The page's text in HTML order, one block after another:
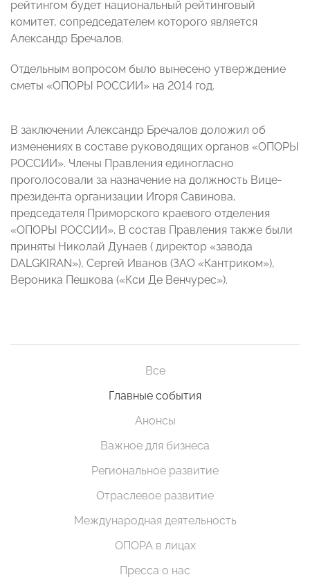
рейтингом будет национальный рейтинговый
комитет, сопредседателем которого является
Александр Бречалов.
Отдельным вопросом было вынесено утверждение
сметы «ОПОРЫ РОССИИ» на 2014 год.
В заключении Александр Бречалов доложил об
изменениях в составе руководящих органов «ОПОРЫ
РОССИИ». Члены Правления единогласно
проголосовали за назначение на должность Вице-
президента организации Игоря Савинова,
председателя Приморского краевого отделения
«ОПОРЫ РОССИИ». В состав Правления также были
приняты Николай Дунаев ( директор «завода
DALGKIRAN»), Сергей Иванов (ЗАО «Кантриком»),
Вероника Пешкова («Кси Де Венчурес»).
Все
Главные события
Анонсы
Важное для бизнеса
Региональное развитие
Отраслевое развитие
Международная деятельность
ОПОРА в лицах
Пресса о нас